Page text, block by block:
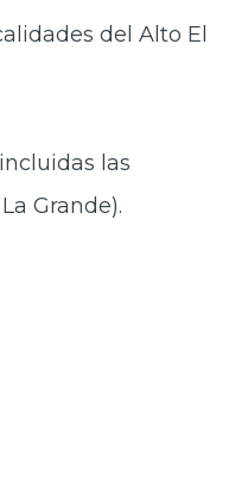
del Alto El
las
Grande).